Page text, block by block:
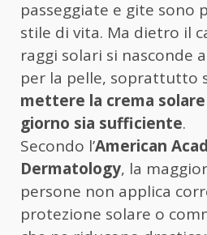
passeggiate e gite sono
stile di vita. Ma dietro il
raggi solari si nasconde
per la pelle, soprattutto
mettere la crema
giorno sia sufficiente.
Secondo l’American
Dermatology, la
persone non applica
protezione solare o